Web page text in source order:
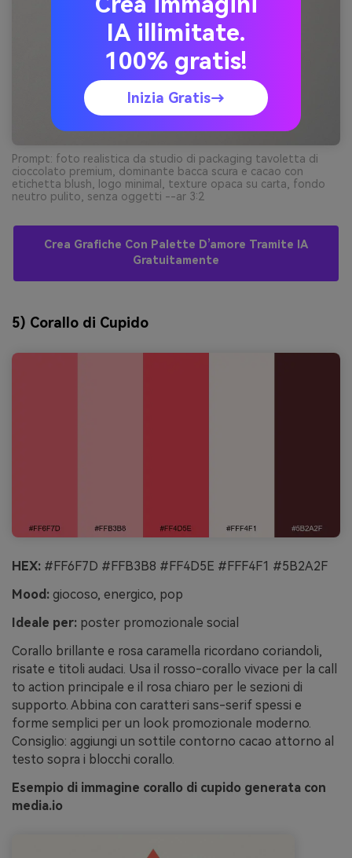
Prompt: foto realistica da studio di packaging tavoletta di
cioccolato premium, dominante bacca scura e cacao con
etichetta blush, logo minimal, texture opaca su carta, fondo
neutro pulito, senza oggetti --ar 3:2
Crea Grafiche Con Palette D’amore Tramite IA
Gratuitamente
5) Corallo di Cupido
HEX: #FF6F7D #FFB3B8 #FF4D5E #FFF4F1 #5B2A2F
Mood: giocoso, energico, pop
Ideale per: poster promozionale social
Corallo brillante e rosa caramella ricordano coriandoli,
risate e titoli audaci. Usa il rosso-corallo vivace per la call
to action principale e il rosa chiaro per le sezioni di
supporto. Abbina con caratteri sans-serif spessi e
forme semplici per un look promozionale moderno.
Consiglio: aggiungi un sottile contorno cacao attorno al
testo sopra i blocchi corallo.
Esempio di immagine corallo di cupido generata con
media.io
IA illimitate.
100% gratis!
Inizia Gratis→